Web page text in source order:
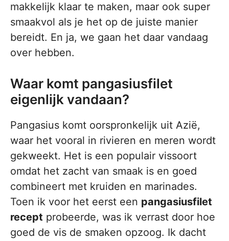
makkelijk klaar te maken, maar ook super
smaakvol als je het op de juiste manier
bereidt. En ja, we gaan het daar vandaag
over hebben.
Waar komt pangasiusfilet
eigenlijk vandaan?
Pangasius komt oorspronkelijk uit Azië,
waar het vooral in rivieren en meren wordt
gekweekt. Het is een populair vissoort
omdat het zacht van smaak is en goed
combineert met kruiden en marinades.
Toen ik voor het eerst een pangasiusfilet
recept probeerde, was ik verrast door hoe
goed de vis de smaken opzoog. Ik dacht